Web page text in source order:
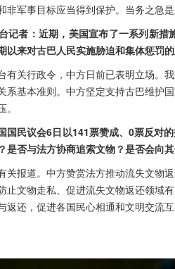
非军事目标应当得到保护。当务之急
记者：近期，美国宣布了一系列新
以来对古巴人民实施胁迫和集体惩罚
有关行政令，中方日前已表明立场。
系基本准则。中方坚定支持古巴维护
国民议会6日以141票赞成、0票反对
是否与法方协商追索文物？是否会向
关报道。中方赞赏法方推动流失文物
止文物走私、促进流失文物返还领域
返还，促进各国民心相通和文明交流